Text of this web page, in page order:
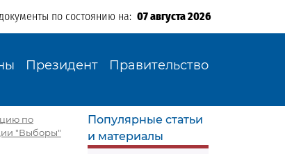
по состоянию на: 07 августа 2026
Президент Правительство
по
"Выборы"
Популярные статьи
и материалы